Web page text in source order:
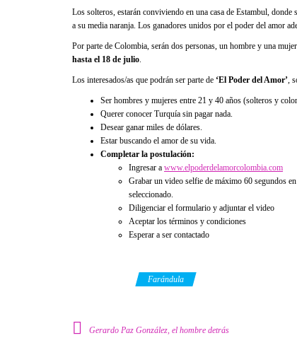
Los solteros, estarán conviviendo en una casa de Estambul,
a su media naranja. Los ganadores unidos por el poder del amor
Por parte de Colombia, serán dos personas, un hombre y una
hasta el 18 de julio
Los interesados/as que podrán ser parte de ‘El Poder del Amor’ ,
Ser hombres y mujeres entre 21 y 40 años (solteros y
Querer conocer Turquía sin pagar nada.
Desear ganar miles de dólares.
Estar buscando el amor de su vida.
Completar la postulación:
Ingresar a www.elpoderdelamorcolombia.com
Grabar un video selfie de máximo 60 segundos
seleccionado.
Diligenciar el formulario y adjuntar el video
Aceptar los términos y condiciones
Esperar a ser contactado
Farándula
Gerardo Paz González, el hombre detrás